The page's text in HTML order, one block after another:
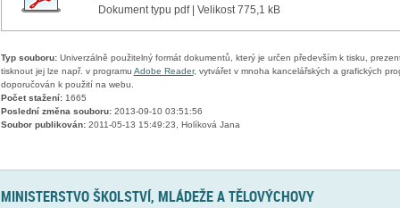
Dokument typu pdf | Velikost 775,1 kB
Typ souboru:Univerzálně použitelný formát dokumentů, který je určen především k tisku,
tisknout jej lze např. v programu Adobe Reader, vytvářet v mnoha kancelářských a grafických
doporučován k použití na webu.
Počet stažení:1665
Poslední změna souboru:2013-09-10 03:51:56
Soubor publikován:2011-05-13 15:49:23, Holíková Jana
MINISTERSTVO ŠKOLSTVÍ, MLÁDEŽE A TĚLOVÝCHOVY